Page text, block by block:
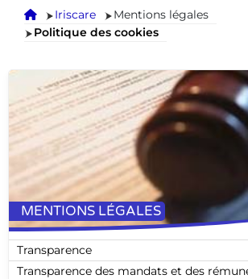
AccueilIriscare
Mentions légales
Politique des cookies
MENTIONS LÉGALES
Transparence
Transparence des mandats et des